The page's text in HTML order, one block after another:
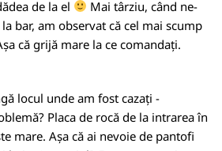
de la el
Mai târziu, când ne-
bar, am observat că cel mai scump
că grijă mare la ce comandați.
locul unde am fost cazați -
Placa de rocă de la intrarea în
mare. Așa că ai nevoie de pantofi